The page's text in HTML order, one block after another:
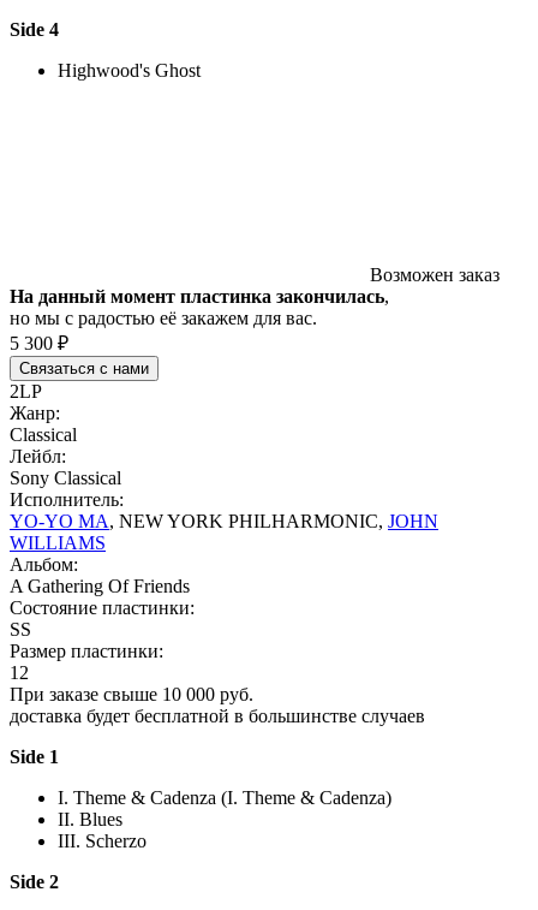
Side 4
Highwood's Ghost
Возможен заказ
На данный момент пластинка закончилась,
но мы с радостью её закажем для вас.
5 300 ₽
Связаться с нами
2LP
Жанр:
Classical
Лейбл:
Sony Classical
Исполнитель:
YO-YO MA, NEW YORK PHILHARMONIC, JOHN
WILLIAMS
Альбом:
A Gathering Of Friends
Состояние пластинки:
SS
Размер пластинки:
12
При заказе свыше 10 000 руб.
доставка будет бесплатной в большинстве случаев
Side 1
I. Theme & Cadenza (I. Theme & Cadenza)
II. Blues
III. Scherzo
Side 2